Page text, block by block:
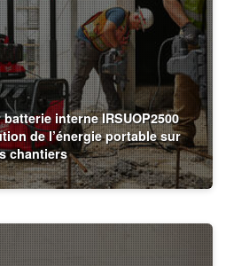
interne IRSUOP2500
de l’énergie portable sur
chantiers